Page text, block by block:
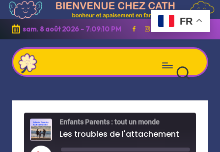
Skip
to
content
sam. 8 août 2026- 7:09:11 PM Facebook
Instagram
Linkedin
Youtube
h
bonheur
famille
Enfants Parents : tout un monde
Les troubles de l'attachement
FR